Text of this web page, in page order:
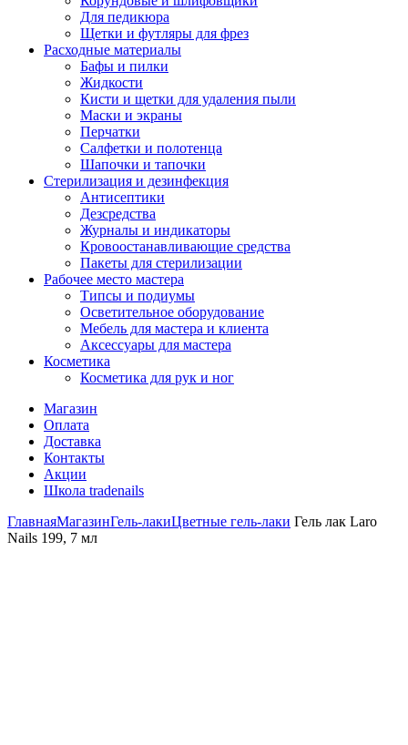
Для педикюра
Щетки и футляры для фрез
Расходные материалы
Бафы и пилки
Жидкости
Кисти и щетки для удаления пыли
Маски и экраны
Перчатки
Салфетки и полотенца
Шапочки и тапочки
Стерилизация и дезинфекция
Антисептики
Дезсредства
Журналы и индикаторы
Кровоостанавливающие средства
Пакеты для стерилизации
Рабочее место мастера
Типсы и подиумы
Осветительное оборудование
Мебель для мастера и клиента
Аксессуары для мастера
Косметика
Косметика для рук и ног
Магазин
Оплата
Доставка
Контакты
Акции
Школа tradenails
ГлавнаяМагазинГель-лакиЦветные гель-лаки Гель лак Laro
Nails 199, 7 мл